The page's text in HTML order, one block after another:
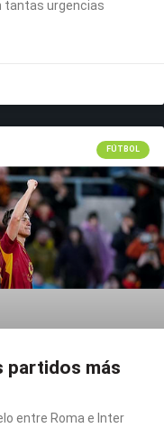
tantas urgencias
FÚTBOL
partidos más
entre Roma e Inter